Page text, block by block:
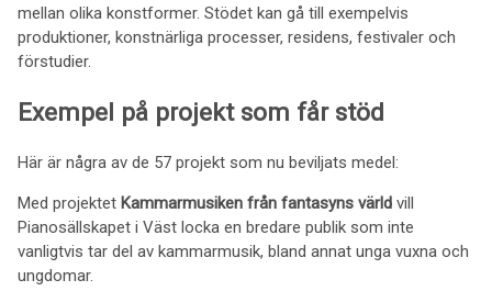
mellan olika konstformer. Stödet kan gå till exempelvis
produktioner, konstnärliga processer, residens, festivaler och
förstudier.
Exempel på projekt som får stöd
Här är några av de 57 projekt som nu beviljats medel:
Med projektet Kammarmusiken från fantasyns värld vill
Pianosällskapet i Väst locka en bredare publik som inte
vanligtvis tar del av kammarmusik, bland annat unga vuxna och
ungdomar.